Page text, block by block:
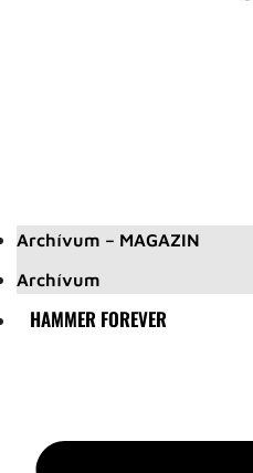
Archívum – MAGAZIN
Archívum
HAMMER FOREVER